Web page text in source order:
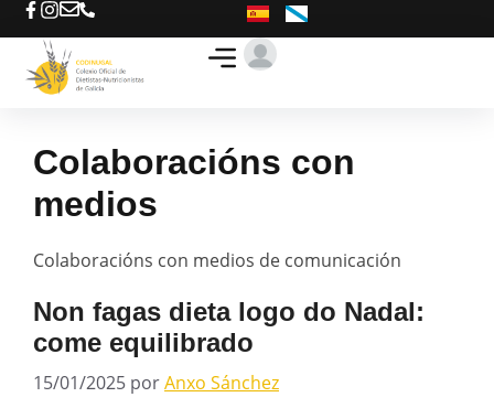
Colaboracións con
medios
Colaboracións con medios de comunicación
Non fagas dieta logo do Nadal:
come equilibrado
15/01/2025 porAnxo Sánchez